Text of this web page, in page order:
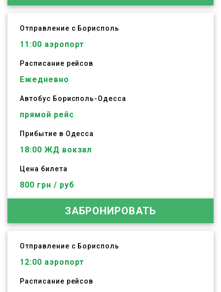
Отправление с Борисполь
11:00 аэропорт
Расписание рейсов
Ежедневно
Автобус Борисполь-Одесса
прямой рейс
Прибытие в Одесса
18:00 ЖД вокзал
Цена билета
800 грн / руб
ЗАБРОНИРОВАТЬ
Отправление с Борисполь
12:00 аэропорт
Расписание рейсов